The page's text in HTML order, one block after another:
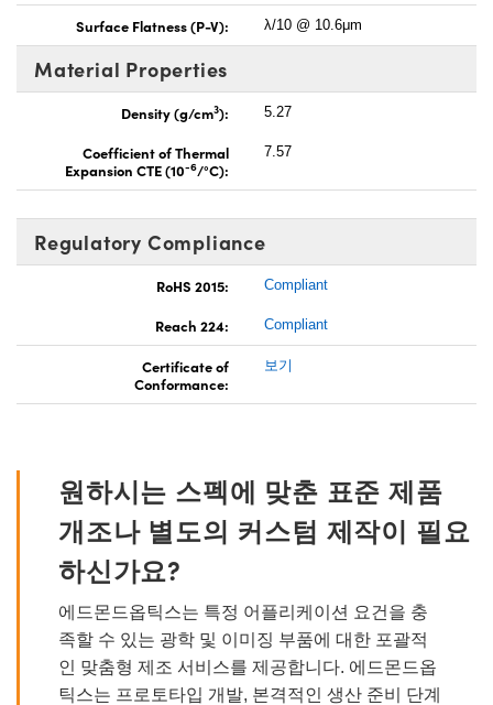
Surface Flatness (P-V): λ/10 @ 10.6μm
Material Properties
Density (g/cm3): 5.27
Coefficient of Thermal
Expansion CTE (10-6/°C):
7.57
Regulatory Compliance
RoHS 2015: Compliant
Reach 224: Compliant
Certificate of
Conformance:
보기
원하시는 스펙에 맞춘 표준 제품
개조나 별도의 커스텀 제작이 필요
하신가요?
에드몬드옵틱스는 특정 어플리케이션 요건을 충
족할 수 있는 광학 및 이미징 부품에 대한 포괄적
인 맞춤형 제조 서비스를 제공합니다. 에드몬드옵
틱스는 프로토타입 개발, 본격적인 생산 준비 단계